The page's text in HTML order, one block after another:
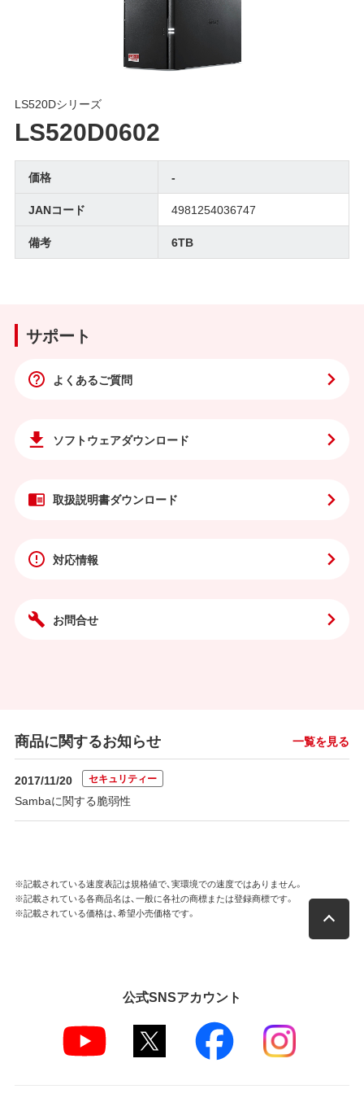
LS520Dシリーズ
LS520D0602
価格
-
JANコード
4981254036747
備考
6TB
サポート
よくあるご質問
ソフトウェアダウンロード
取扱説明書ダウンロード
対応情報
お問合せ
商品に関するお知らせ 一覧を見る
2017/11/20 セキュリティー
Sambaに関する脆弱性
※記載されている速度表記は規格値で、実環境での速度ではありません。
※記載されている各商品名は、一般に各社の商標または登録商標です。
※記載されている価格は、希望小売価格です。
公式SNSアカウント